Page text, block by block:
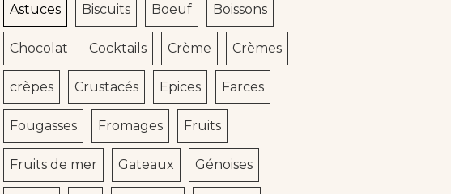
Astuces Biscuits Boeuf Boissons
Chocolat Cocktails Crème Crèmes
crèpes Crustacés Epices Farces
Fougasses Fromages Fruits
Fruits de mer Gateaux Génoises